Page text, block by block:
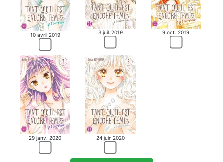
10 avril 2019 3 juil. 2019 9 oct. 2019
29 janv. 2020 24 juin 2020